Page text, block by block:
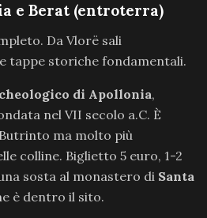
e Berat (entroterra)
Da Vlorë sali
tappe storiche fondamentali.
di Apollonia,
nel VII secolo a.C. È
ma molto più
colline. Biglietto 5 euro, 1-2
sosta al monastero di Santa
è dentro il sito.